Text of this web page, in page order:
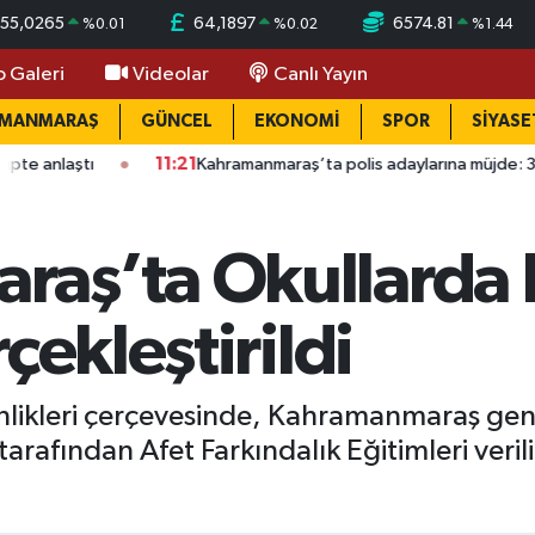
55,0265 %0.01 64,1897 %0.02 6574.81 %1.44
Galeri Videolar Canlı Yayın
GÜNCEL EKONOMİ SPOR
11:21Kahramanmaraş’ta polis adaylarına müjde: 3 bin 250 yeni
Okullarda
çerçevesinde, Kahramanmaraş
Afet Farkındalık Eğitimleri